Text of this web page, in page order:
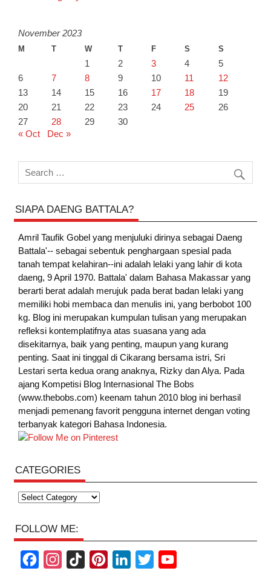
November 2023
M T W T F S S
1 2 3 4
5
6
7 8 9 10 11
12
13
14 15 16 17 18
19
20
21 22 23 24 25
26
27
28 29
30
« Oct
Dec »
SIAPA DAENG BATTALA?
Amril Taufik Gobelyang menjuluki dirinya sebagai Daeng
Battala'-- sebagai sebentuk penghargaan spesial pada
tanah tempat kelahiran--ini adalah lelaki yang lahir di kota
daeng, 9 April 1970. Battala' dalam Bahasa Makassar yang
berarti berat adalah merujuk pada berat badan lelaki yang
memiliki hobi membaca dan menulis ini, yang berbobot 100
kg. Blog ini merupakan kumpulan tulisan yang merupakan
refleksi kontemplatifnya atas suasana yang ada
disekitarnya, baik yang penting, maupun yang kurang
penting. Saat ini tinggal di Cikarang bersama istri, Sri
Lestari serta kedua orang anaknya, Rizky dan Alya. Pada
ajang Kompetisi Blog Internasional The Bobs
(www.thebobs.com) keenam tahun 2010 blog ini berhasil
menjadi pemenang favorit pengguna internet dengan voting
terbanyak kategori Bahasa Indonesia.
CATEGORIES
Categories
FOLLOW ME: